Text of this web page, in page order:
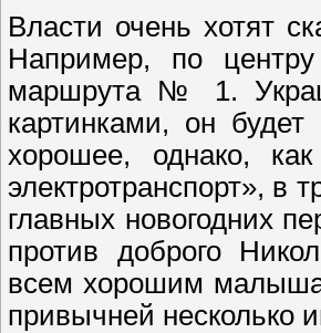
Власти очень хотят
Например, по центру
маршрута № 1.
картинками, он
хорошее, однако,
электротранспорт», в
главных новогодних
против доброго
всем хорошим
привычней несколько